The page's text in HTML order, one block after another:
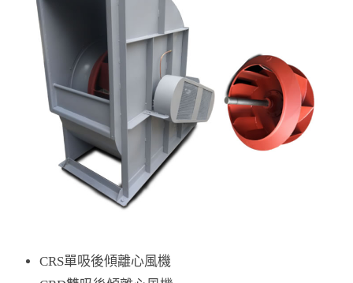
CRS單吸後傾離心風機